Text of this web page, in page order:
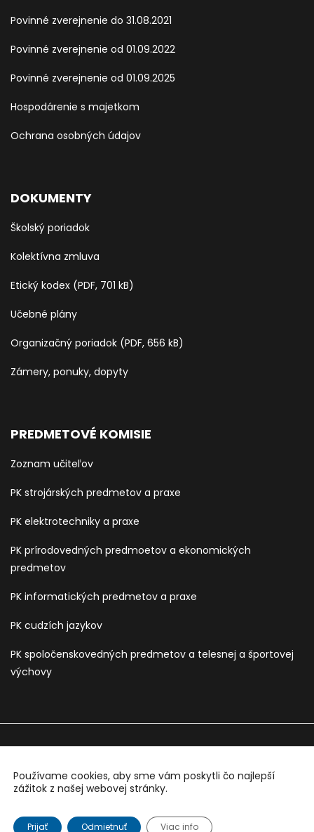
Povinné zverejnenie do 31.08.2021
Povinné zverejnenie od 01.09.2022
Povinné zverejnenie od 01.09.2025
Hospodárenie s majetkom
Ochrana osobných údajov
DOKUMENTY
Školský poriadok
Kolektívna zmluva
Etický kodex (PDF, 701 kB)
Učebné plány
Organizačný poriadok (PDF, 656 kB)
Zámery, ponuky, dopyty
PREDMETOVÉ KOMISIE
Zoznam učiteľov
PK strojárských predmetov a praxe
PK elektrotechniky a praxe
PK prírodovedných predmoetov a ekonomických
predmetov
PK informatických predmetov a praxe
PK cudzích jazykov
PK spoločenskovedných predmetov a telesnej a športovej
výchovy
Webology.sk
Sledujte nás na:
Používame cookies, aby sme vám poskytli čo najlepší
zážitok z našej webovej stránky.
Prijať Odmietnuť Viac info